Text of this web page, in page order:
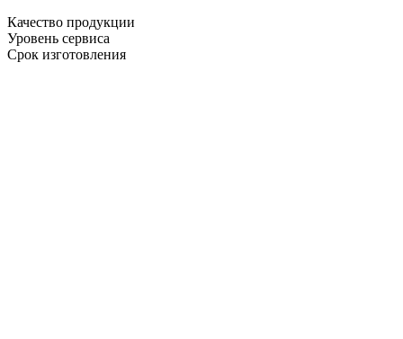
Качество продукции
Уровень сервиса
Срок изготовления